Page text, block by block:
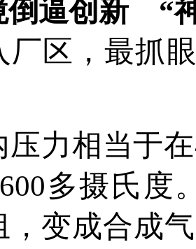
创新 “神
，最抓眼
相当于在
多摄氏度
，变成合成